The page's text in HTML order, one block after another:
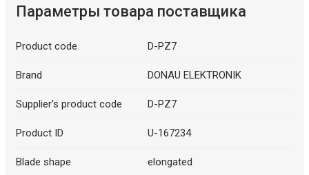
Параметры товара поставщика
Product code D-PZ7
Brand DONAU ELEKTRONIK
Supplier's product code D-PZ7
Product ID U-167234
Blade shape elongated